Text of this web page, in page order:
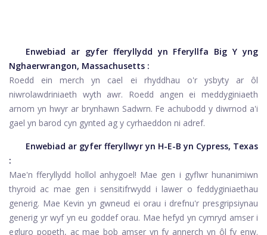
Enwebiad ar gyfer fferyllydd yn Fferyllfa Big Y yng
Nghaerwrangon, Massachusetts :
Roedd ein merch yn cael ei rhyddhau o'r ysbyty ar ôl
niwrolawdriniaeth wyth awr. Roedd angen ei meddyginiaeth
arnom yn hwyr ar brynhawn Sadwrn. Fe achubodd y diwrnod a'i
gael yn barod cyn gynted ag y cyrhaeddon ni adref.
Enwebiad ar gyfer fferyllwyr yn H-E-B yn Cypress, Texas
:
Mae'n fferyllydd hollol anhygoel! Mae gen i gyflwr hunanimiwn
thyroid ac mae gen i sensitifrwydd i lawer o feddyginiaethau
generig. Mae Kevin yn gwneud ei orau i drefnu'r presgripsiynau
generig yr wyf yn eu goddef orau. Mae hefyd yn cymryd amser i
egluro popeth, ac mae bob amser yn fy annerch yn ôl fy enw.